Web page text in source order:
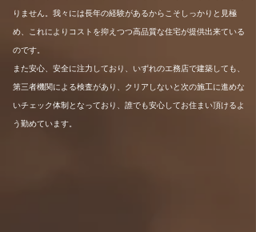
りません。我々には長年の経験があるからこそしっかりと見極
め、これによりコストを抑えつつ高品質な住宅が提供出来ている
のです。
また安心、安全に注力しており、いずれのエ務店で建築しても、
第三者機関による検査があり、クリアしないと次の施工に進めな
いチェック体制となっており、誰でも安心してお住まい頂けるよ
う勤めています。